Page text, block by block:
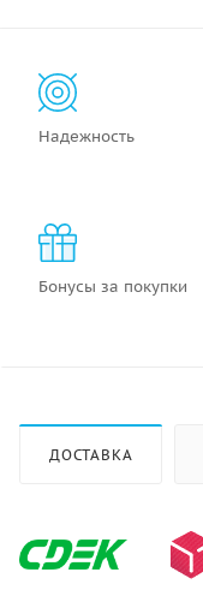
Надежность
Бонусы за покупки
ДОСТАВКА